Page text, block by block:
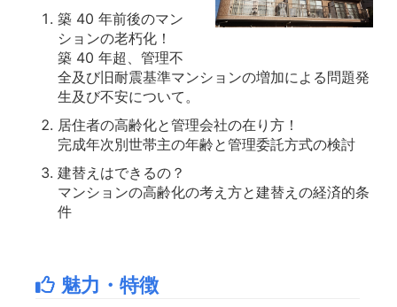
築 40 年前後のマン
ションの老朽化！
築 40 年超、管理不
全及び旧耐震基準マンションの増加による問題発
生及び不安について。
居住者の高齢化と管理会社の在り方！
完成年次別世帯主の年齢と管理委託方式の検討
建替えはできるの？
マンションの高齢化の考え方と建替えの経済的条
件
魅力・特徴